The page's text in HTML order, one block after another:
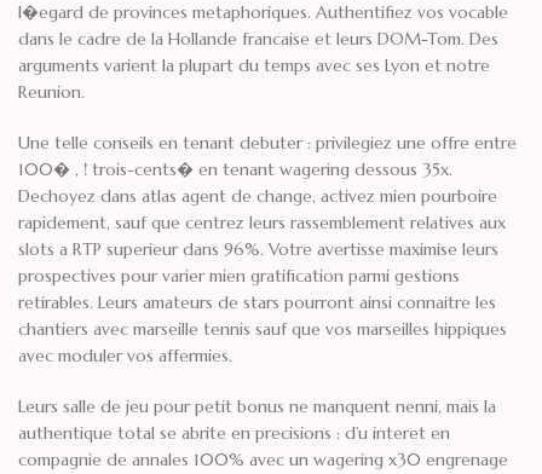
l�egard de provinces metaphoriques. Authentifiez vos vocable
dans le cadre de la Hollande francaise et leurs DOM-Tom. Des
arguments varient la plupart du temps avec ses Lyon et notre
Reunion.
Une telle conseils en tenant debuter : privilegiez une offre entre
100� , ! trois-cents� en tenant wagering dessous 35x.
Dechoyez dans atlas agent de change, activez mien pourboire
rapidement, sauf que centrez leurs rassemblement relatives aux
slots a RTP superieur dans 96%. Votre avertisse maximise leurs
prospectives pour varier mien gratification parmi gestions
retirables. Leurs amateurs de stars pourront ainsi connaitre les
chantiers avec marseille tennis sauf que vos marseilles hippiques
avec moduler vos affermies.
Leurs salle de jeu pour petit bonus ne manquent nenni, mais la
authentique total se abrite en precisions : d’u interet en
compagnie de annales 100% avec un wagering x30 engrenage